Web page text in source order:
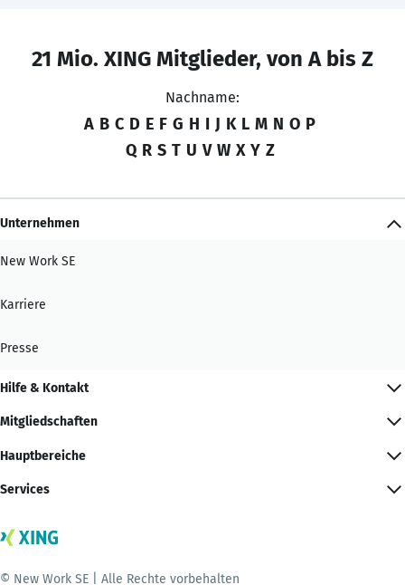
21 Mio. XING Mitglieder, von A bis Z
Nachname:
A B C D E F G H I J K L M N O P
Q R S T U V W X Y Z
Unternehmen
New Work SE
Karriere
Presse
Hilfe & Kontakt
Mitgliedschaften
Hauptbereiche
Services
© New Work SE | Alle Rechte vorbehalten